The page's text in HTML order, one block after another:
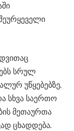
სრულ
უწყებებზე.
სხვა საერთო
მეთაურთა
ცხადდება.